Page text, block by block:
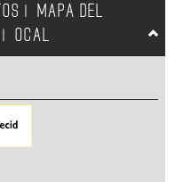
MAPA DEL
OCAL